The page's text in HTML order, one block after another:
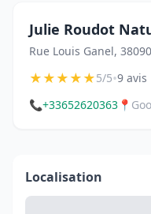
Julie Roudot
Rue Louis Ganel,
★★★★★5/5•9 avis
📞+33652620363 📍
Localisation